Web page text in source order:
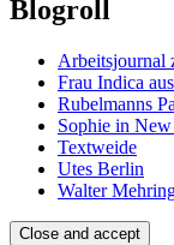
Blogroll
Arbeitsjournal
Frau Indica
Rubelmanns
Sophie in
Textweide
Utes Berlin
Walter